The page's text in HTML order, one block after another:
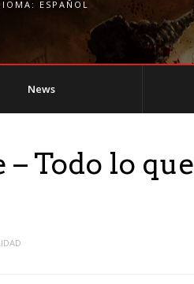
ESPAÑOL
News
Todo lo que